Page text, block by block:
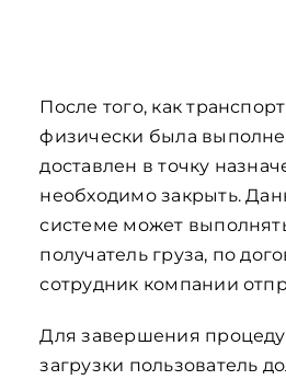
После того, как
физически была
доставлен в точку
необходимо закрыть.
системе может
получатель груза, по
сотрудник компании
Для завершения
загрузки пользователь